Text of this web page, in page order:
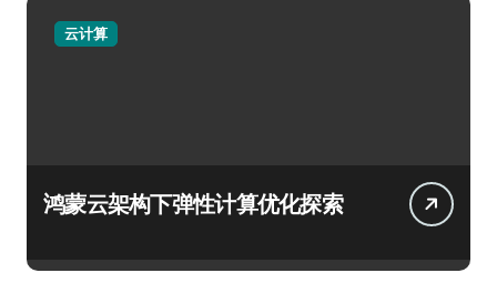
云计算
鸿蒙云架构下弹性计算优化探索